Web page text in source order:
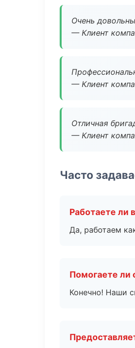
Очень
— Клиент
— Клиент
Отличная
— Клиент
Часто
Работаете ли
Да, работаем
Помогаете ли
Конечно! Наши